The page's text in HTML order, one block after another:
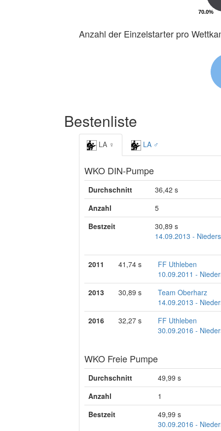
70.0%
70.0%
Anzahl der Einzelstarter pro
Bestenliste
LA ♀ LA ♂
WKO DIN-Pumpe
Durchschnitt
36,42 s
Anzahl
5
Bestzeit
30,89 s
14.09.2013 -
2011 41,74 s
FF Uthleben
10.09.2011 -
2013
30,89 s
Team Oberharz
14.09.2013 -
2016
32,27 s
FF Uthleben
30.09.2016 -
WKO Freie Pumpe
Durchschnitt
49,99 s
Anzahl
1
Bestzeit
49,99 s
30.09.2016 -